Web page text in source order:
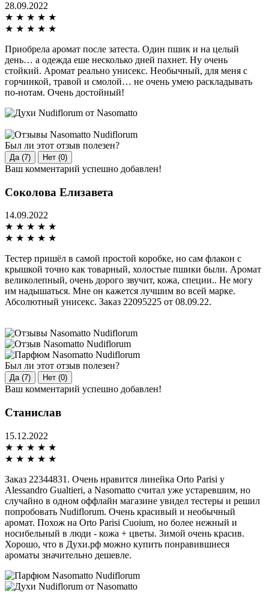
28.09.2022
★ ★ ★ ★ ★
★ ★ ★ ★ ★
Приобрела аромат после затеста. Один пшик и на целый
день… а одежда еше несколько дней пахнет. Ну очень
стойкий. Аромат реально унисекс. Необычный, для меня с
горчинкой, травой и смолой… не очень умею раскладывать
по-нотам. Очень достойный!
Был ли этот отзыв полезен?
Да (7) Нет (0)
Ваш комментарий успешно добавлен!
Соколова Елизавета
14.09.2022
★ ★ ★ ★ ★
★ ★ ★ ★ ★
Тестер пришёл в самой простой коробке, но сам флакон с
крышкой точно как товарный, холостые пшики были. Аромат
великолепный, очень дорого звучит, кожа, специи.. Не могу
им надышаться. Мне он кажется лучшим во всей марке.
Абсолютный унисекс. Заказ 22095225 от 08.09.22.
Был ли этот отзыв полезен?
Да (7) Нет (0)
Ваш комментарий успешно добавлен!
Станислав
15.12.2022
★ ★ ★ ★ ★
★ ★ ★ ★ ★
Заказ 22344831. Очень нравится линейка Orto Parisi у
Alessandro Gualtieri, а Nasomatto считал уже устаревшим, но
случайно в одном оффлайн магазине увидел тестеры и решил
попробовать Nudiflorum. Очень красивый и необычный
аромат. Похож на Orto Parisi Cuoium, но более нежный и
носибельный в люди - кожа + цветы. Зимой очень красив.
Хорошо, что в Духи.рф можно купить понравившиеся
ароматы значительно дешевле.